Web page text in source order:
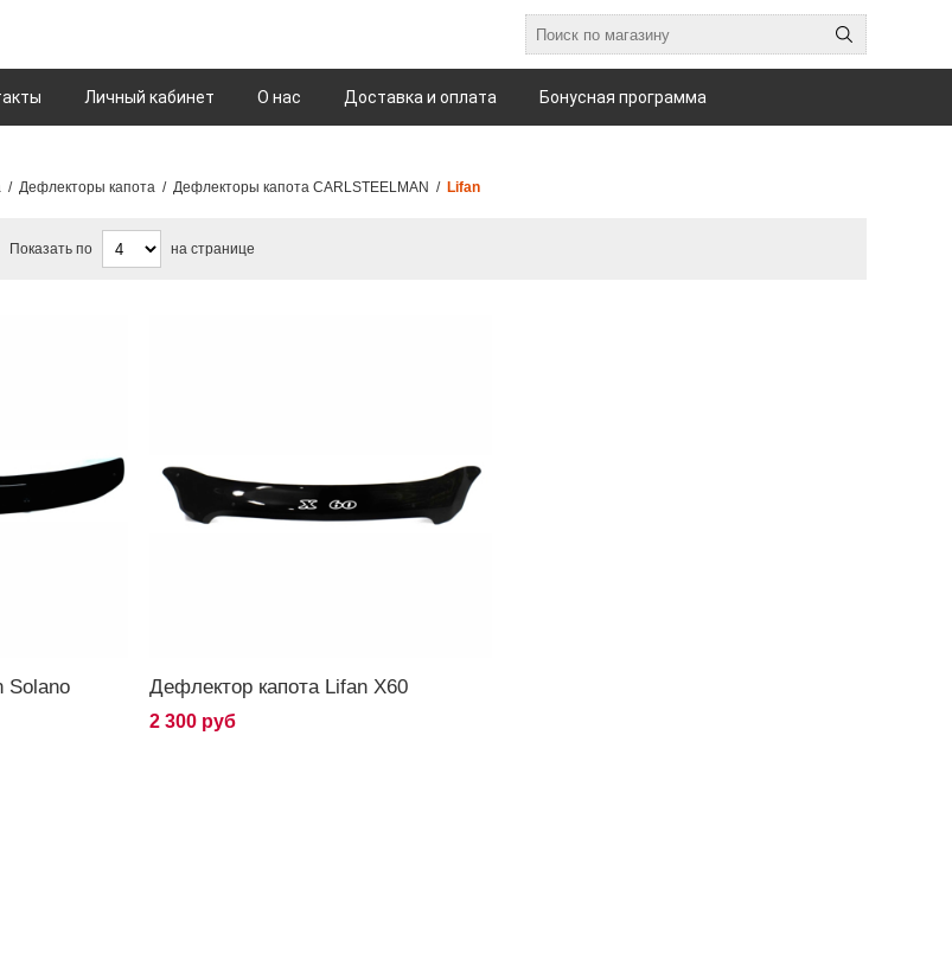
Личный кабинет О нас Доставка и оплата Бонусная программа
/ Дефлекторы капота / Дефлекторы капота СARLSTEELMAN / Lifan
Показать по на странице
Solano Дефлектор капота Lifan X60
2 300 руб